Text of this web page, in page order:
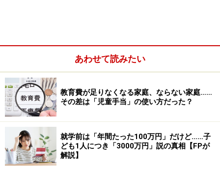
あわせて読みたい
教育費が足りなくなる家庭、ならない家庭……
その差は「児童手当」の使い方だった？
就学前は「年間たった100万円」だけど……子
ども1人につき「3000万円」説の真相【FPが
解説】